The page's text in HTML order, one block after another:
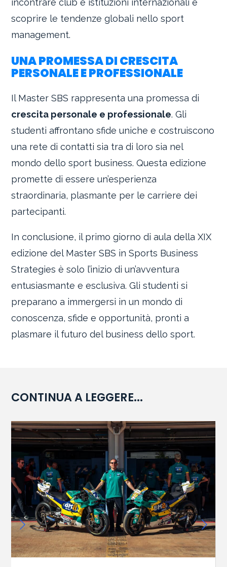
incontrare club e istituzioni internazionali e
scoprire le tendenze globali nello sport
management.
UNA PROMESSA DI CRESCITA
PERSONALE E PROFESSIONALE
Il Master SBS rappresenta una promessa di
crescita personale e professionale. Gli
studenti affrontano sfide uniche e costruiscono
una rete di contatti sia tra di loro sia nel
mondo dello sport business. Questa edizione
promette di essere un’esperienza
straordinaria, plasmante per le carriere dei
partecipanti.
In conclusione, il primo giorno di aula della XIX
edizione del Master SBS in Sports Business
Strategies è solo l’inizio di un’avventura
entusiasmante e esclusiva. Gli studenti si
preparano a immergersi in un mondo di
conoscenza, sfide e opportunità, pronti a
plasmare il futuro del business dello sport.
CONTINUA A LEGGERE...